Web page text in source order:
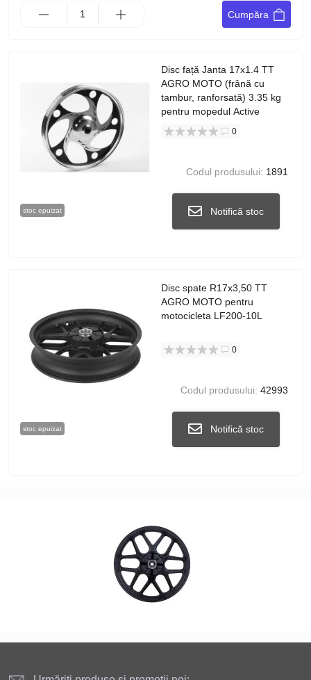
Cumpăra
stoc epuizat
Disc față Janta 17x1.4 TT
AGRO MOTO (frână cu
tambur, ranforsată) 3.35 kg
pentru mopedul Active
0
Codul produsului: 1891
Notifică stoc
stoc epuizat
Disc spate R17x3,50 TT
AGRO MOTO pentru
motocicleta LF200-10L
0
Codul produsului: 42993
Notifică stoc